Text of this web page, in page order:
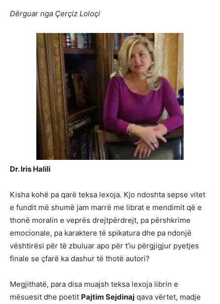
Dërguar nga Çerçiz Loloçi
Dr. Iris Halili
Kisha kohë pa qarë teksa lexoja. Kjo ndoshta sepse vitet
e fundit më shumë jam marrë me librat e mendimit që e
thonë moralin e veprës drejtpërdrejt, pa përshkrime
emocionale, pa karaktere të spikatura dhe pa ndonjë
vështirësi për të zbuluar apo për t’iu përgjigjur pyetjes
finale se çfarë ka dashur të thotë autori?
Megjithatë, para disa muajsh teksa lexoja librin e
mësuesit dhe poetit Pajtim Sejdinaj qava vërtet, madje